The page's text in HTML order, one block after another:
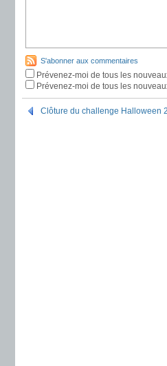
S'abonner aux commentaires
Prévenez-moi de tous les
Prévenez-moi de tous les
Clôture du challenge Halloween